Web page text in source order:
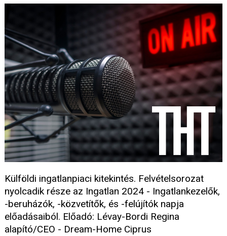
Külföldi ingatlanpiaci kitekintés. Felvételsorozat
nyolcadik része az Ingatlan 2024 - Ingatlankezelők,
-beruházók, -közvetítők, és -felújítók napja
előadásaiból. Előadó: Lévay-Bordi Regina
alapító/CEO - Dream-Home Ciprus